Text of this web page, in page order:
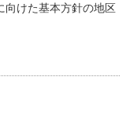
向けた基本方針の地区